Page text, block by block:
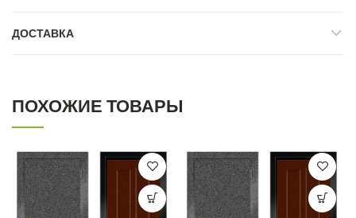
ДОСТАВКА
ПОХОЖИЕ ТОВАРЫ